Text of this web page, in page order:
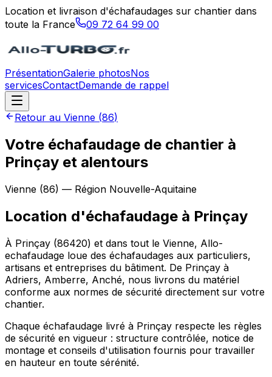
Location et livraison d'échafaudages sur chantier dans
toute la France
09 72 64 99 00
PrésentationGalerie photosNos
servicesContactDemande de rappel
Retour au Vienne (86)
Votre échafaudage de chantier à
Prinçay et alentours
Vienne (86) — Région Nouvelle-Aquitaine
Location d'échafaudage à Prinçay
À Prinçay (86420) et dans tout le Vienne, Allo-
echafaudage loue des échafaudages aux particuliers,
artisans et entreprises du bâtiment. De Prinçay à
Adriers, Amberre, Anché, nous livrons du matériel
conforme aux normes de sécurité directement sur votre
chantier.
Chaque échafaudage livré à Prinçay respecte les règles
de sécurité en vigueur : structure contrôlée, notice de
montage et conseils d'utilisation fournis pour travailler
en hauteur en toute sérénité.